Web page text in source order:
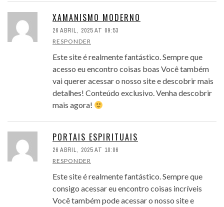
XAMANISMO MODERNO
26 ABRIL, 2025 AT 09:53
RESPONDER
Este site é realmente fantástico. Sempre que
acesso eu encontro coisas boas Você também
vai querer acessar o nosso site e descobrir mais
detalhes! Conteúdo exclusivo. Venha descobrir
mais agora!
PORTAIS ESPIRITUAIS
26 ABRIL, 2025 AT 10:06
RESPONDER
Este site é realmente fantástico. Sempre que
consigo acessar eu encontro coisas incríveis
Você também pode acessar o nosso site e